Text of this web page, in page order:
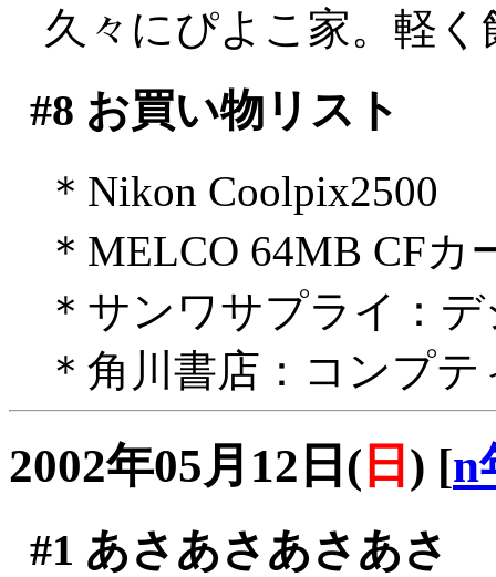
久々にぴよこ家。軽
#8 お買い物リスト
＊Nikon Coolpix2500
＊MELCO 64MB CFカ
＊サンワサプライ：
＊角川書店：コンプ
2002年05月12日( 日 ) [n
#1 あさあさあさあさ